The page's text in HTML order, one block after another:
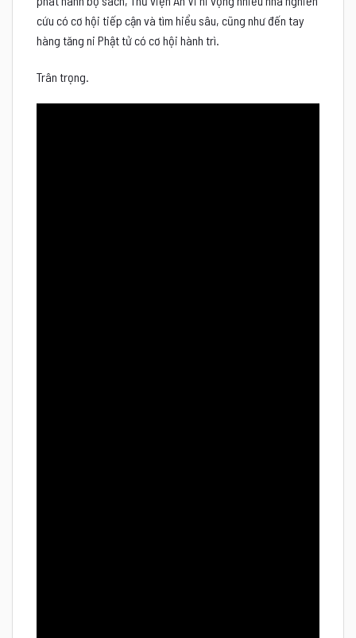
cứu có cơ hội tiếp cận và tìm hiểu sâu, cũng như đến tay
hàng tăng ni Phật tử có cơ hội hành trì.
Trân trọng.